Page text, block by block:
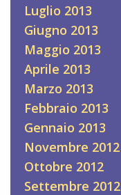
Luglio 2013
Giugno 2013
Maggio 2013
Aprile 2013
Marzo 2013
Febbraio 2013
Gennaio 2013
Novembre 2012
Ottobre 2012
Settembre 2012